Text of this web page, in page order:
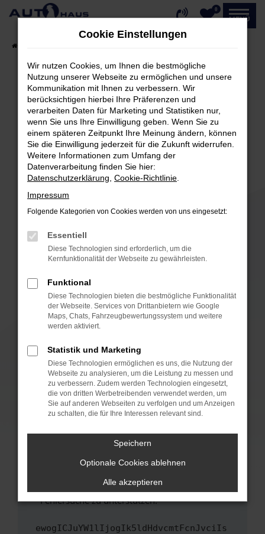
Zum
0
MENÜ
Fehler: Network Error
Beim Laden ist ein Fehler aufgetreten.
Hier sind ein paar Tipps, die dir helfen können:
Überprüfe deine Firewall und deine
Internetverbindung.
Laden andere Webseiten, zum Beispiel deine
Suchmaschine?
Prüfe deine Browsererweiterungen.
können das Laden bestimmter Seiten
verhindern. Funktioniert die Seite in einem
anderen Browser oder in einem privaten
Fenster?
Starte dein Gerät neu.
Das kann manchmal helfen, vorübergehende
Probleme zu beheben.
Betriebssystem auf dem neuesten Stand
sind.
Veraltete Software birgt nicht nur ein
Sicherheitsrisiko, sondern kann auch dazu
führen, dass bestimmte Funktionen nicht mehr
unterstützt werden.
Wende dich an den Webseitenbetreiber.
Wenn du alle oben genannten Schritte versucht
hast, kontaktiere uns bitte. Wir werden
uns diesen Text schicken, um uns bei der
Fehlersuche zu unterstützen:
ewogICJuYW1lIjogIk5ldHdvcmtFcnJvciIs
Cookie Einstellungen
Wir nutzen Cookies, um Ihnen die bestmögliche
Nutzung unserer Webseite zu ermöglichen und unsere
Kommunikation mit Ihnen zu verbessern. Wir
berücksichtigen hierbei Ihre Präferenzen und
verarbeiten Daten für Marketing und Statistiken nur,
wenn Sie uns Ihre Einwilligung geben. Wenn Sie zu
einem späteren Zeitpunkt Ihre Meinung ändern, können
Sie die Einwilligung jederzeit für die Zukunft widerrufen.
Weitere Informationen zum Umfang der
Datenverarbeitung finden Sie hier:
Datenschutzerklärung Cookie-Richtlinie
Impressum
Folgende Kategorien von Cookies werden von uns eingesetzt:
Essentiell
Diese Technologien sind erforderlich, um die
Kernfunktionalität der Webseite zu gewährleisten.
Funktional
Diese Technologien bieten die bestmögliche Funktionalität
der Webseite. Services von Drittanbietern wie Google
Maps, Chats, Fahrzeugbewertungssystem und weitere
werden aktiviert.
Statistik und Marketing
Diese Technologien ermöglichen es uns, die Nutzung der
Webseite zu analysieren, um die Leistung zu messen und
zu verbessern. Zudem werden Technologien eingesetzt,
die von dritten Werbetreibenden verwendet werden, um
Sie auf anderen Webseiten zu verfolgen und um Anzeigen
zu schalten, die für Ihre Interessen relevant sind.
Speichern
Optionale Cookies ablehnen
Alle akzeptieren